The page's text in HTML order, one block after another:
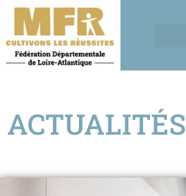
ACTUALITÉS